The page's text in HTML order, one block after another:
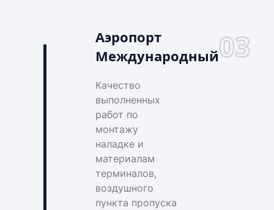
Аэропорт
Международный03
Качество
выполненных
работ по
монтажу
наладке и
материалам
терминалов,
воздушного
пункта пропуска